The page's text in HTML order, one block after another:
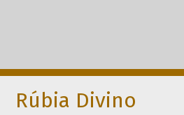
Rúbia Divino